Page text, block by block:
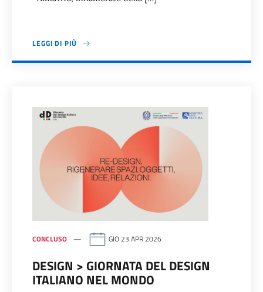
LEGGI DI PIÙ
CONCLUSO GIO 23 APR 2026
DESIGN > GIORNATA DEL DESIGN
ITALIANO NEL MONDO